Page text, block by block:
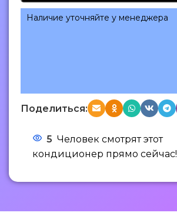
Наличие уточняйте у менеджера
Поделиться:
5 Человек смотрят этот
кондиционер прямо сейчас!